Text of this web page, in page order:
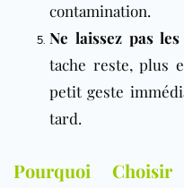
contamination.
Ne laissez pas
tache reste, plus
petit geste
tard.
Pourquoi